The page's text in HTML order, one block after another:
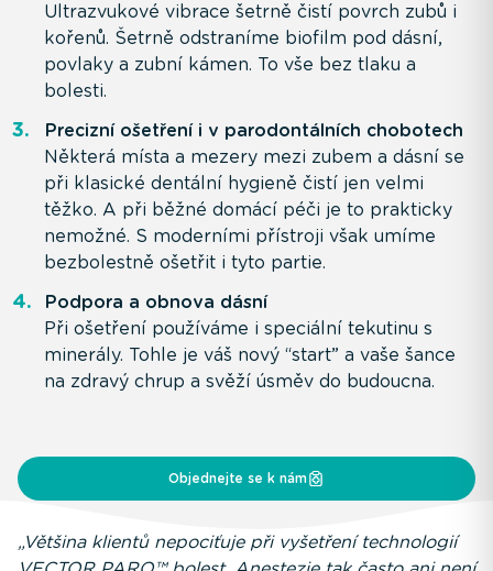
Ultrazvukové vibrace šetrně čistí povrch zubů i
kořenů. Šetrně odstraníme biofilm pod dásní,
povlaky a zubní kámen. To vše bez tlaku a
bolesti.
Precizní ošetření i v parodontálních chobotech
Některá místa a mezery mezi zubem a dásní se
při klasické dentální hygieně čistí jen velmi
těžko. A při běžné domácí péči je to prakticky
nemožné. S moderními přístroji však umíme
bezbolestně ošetřit i tyto partie.
Podpora a obnova dásní
Při ošetření používáme i speciální tekutinu s
minerály. Tohle je váš nový “start” a vaše šance
na zdravý chrup a svěží úsměv do budoucna.
Objednejte se k nám
„Většina klientů nepociťuje při vyšetření technologií